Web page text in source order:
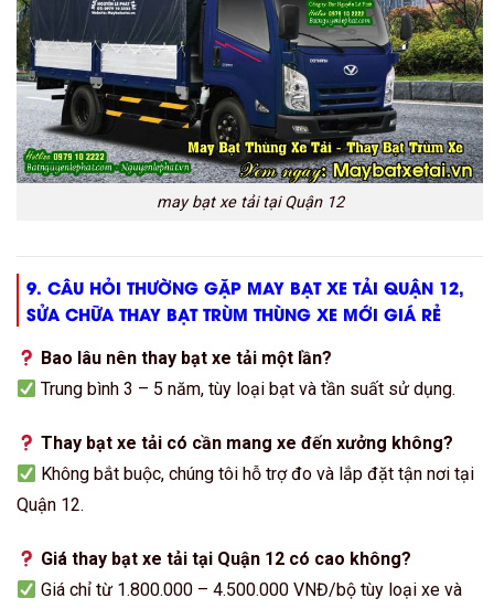
may bạt xe tải tại Quận 12
9. CÂU HỎI THƯỜNG GẶP MAY BẠT XE TẢI QUẬN 12,
SỬA CHỮA THAY BẠT TRÙM THÙNG XE MỚI GIÁ RẺ
Bao lâu nên thay bạt xe tải một lần?
Trung bình 3 – 5 năm, tùy loại bạt và tần suất sử dụng.
Thay bạt xe tải có cần mang xe đến xưởng không?
Không bắt buộc, chúng tôi hỗ trợ đo và lắp đặt tận nơi tại
Quận 12.
Giá thay bạt xe tải tại Quận 12 có cao không?
Giá chỉ từ 1.800.000 – 4.500.000 VNĐ/bộ tùy loại xe và